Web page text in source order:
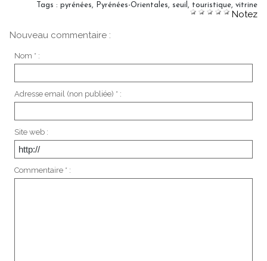
Tags : pyrénées Pyrénées-Orientales seuil touristique vitrine
Notez
Nouveau commentaire :
Nom * :
Adresse email (non publiée) * :
Site web :
Commentaire * :